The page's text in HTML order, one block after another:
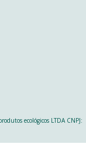
ecológicos LTDA CNPJ: